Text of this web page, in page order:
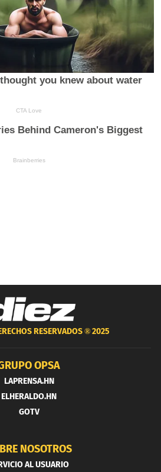
RESERVADOS ®2025
OPSA
LAPRENSA.HN
ELHERALDO.HN
GOTV
NOSOTROS
AL USUARIO